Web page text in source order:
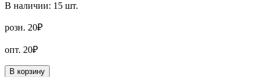
В наличии: 15 шт.
розн. 20₽
опт. 20₽
В корзину